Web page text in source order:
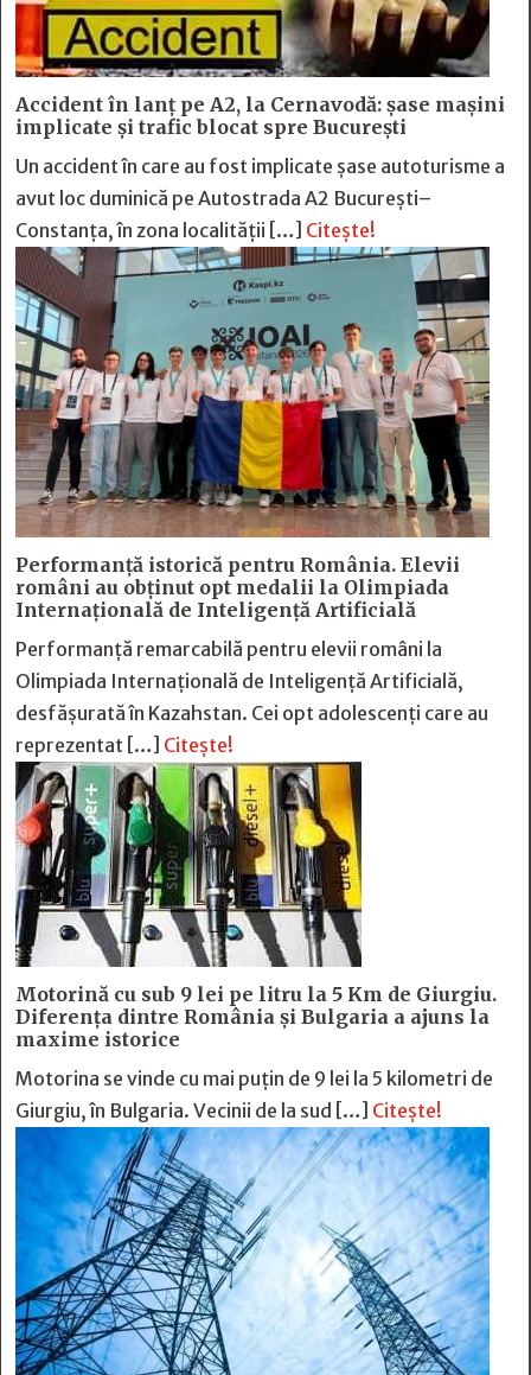
Accident în lanț pe A2, la Cernavodă: șase mașini
implicate și trafic blocat spre București
Un accident în care au fost implicate șase autoturisme a
avut loc duminică pe Autostrada A2 București–
Constanța, în zona localității […] Citește!
Performanță istorică pentru România. Elevii
români au obținut opt medalii la Olimpiada
Internațională de Inteligență Artificială
Performanță remarcabilă pentru elevii români la
Olimpiada Internațională de Inteligență Artificială,
desfășurată în Kazahstan. Cei opt adolescenți care au
reprezentat […] Citește!
Motorină cu sub 9 lei pe litru la 5 Km de Giurgiu.
Diferența dintre România și Bulgaria a ajuns la
maxime istorice
Motorina se vinde cu mai puțin de 9 lei la 5 kilometri de
Giurgiu, în Bulgaria. Vecinii de la sud […] Citește!